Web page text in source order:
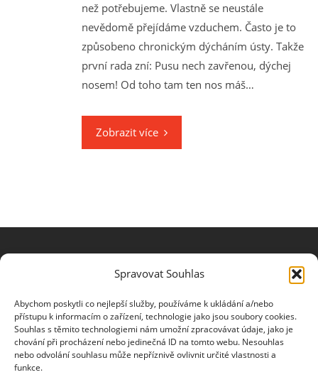
Spravovat Souhlas
Abychom poskytli co nejlepší služby, používáme k ukládání a/nebo
přístupu k informacím o zařízení, technologie jako jsou soubory cookies.
Souhlas s těmito technologiemi nám umožní zpracovávat údaje, jako je
chování při procházení nebo jedinečná ID na tomto webu. Nesouhlas
nebo odvolání souhlasu může nepříznivě ovlivnit určité vlastnosti a
funkce.
než potřebujeme. Vlastně se neustále
nevědomě přejídáme vzduchem. Často je to
způsobeno chronickým dýcháním ústy. Takže
první rada zní: Pusu nech zavřenou, dýchej
nosem! Od toho tam ten nos máš…
Zobrazit více
NEWSLETTER
Jméno
E-mail